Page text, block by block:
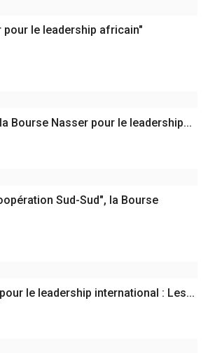
pour le leadership africain"
Bourse Nasser pour le leadership...
Sud-Sud", la Bourse
le leadership international : Les...